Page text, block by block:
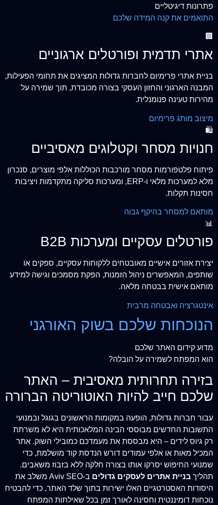
פתרונות דיגיטליים
התואמים את קנה המידה שלכם
🏢
אתרי תדמית ופורטלים ארגוניים
בניית אתרי פרימיום לחברות גדולות המציגים את תחומי הפעילות,
המבנה הארגוני והחזון העסקי בצורה מכובדת, תוך שמירה על
מהירות טעינה פנומנלית.
מיצוב מותג פרימיום
🛍️
חנויות מסחר וקטלוגים מאסיביים
פיתוח פלטפורמות מסחר מורכבות הכוללות אלפי מוצרים, סנכרון
מלא למערכות מלאי ו-ERP, ומערכות סליקה מתקדמות ויציבות
חסינות תקלות.
מותאם למסחר בהיקף גבוה
📊
פורטלים עסקיים ומערכות B2B
יצירת אזורים אישיים מאובטחים ללקוחות עסקיים, ספקים או
שותפים, המאפשרים ניהול הזמנות, הפקת מסמכים וגישה למידע
מותאם אישית בבטחה מלאה.
אינטגרציה ואבטחה מרבית
הנוכחות שלכם בשוק האורגני
מדוע קידום האתר שלכם
הוא המפתח לשמירה על הובלה?
בזירה תחרותית מאסיבית – האתר
שלכם חייב להיות האוטוריטה הברורה
עבור חברות גדולות, הופעה במקומות הראשונים בגוגל ובמנועי
התשובות החדשים מבוססי הבינה המלאכותית היא לא משרתת
רק גיוס לידים – היא מבססת את מעמדכם כמובילי השוק. אתר
המכיל מאות או אלפי עמודים דורש הנדסת קוד מושלמת, כדי
שמנועי החיפוש יסרקו אותו בצורה חלקה ללא בזבוז משאבים.
תהליך בניית אתרים לעסקים גדולים
ב-Aviv SEO משלב את
היסודות האסטרטגיים האלו ישירות בתוך שלד האתר, כדי להבטיח
נוכחות דומיננטית וחסינה לאורך זמן בכל שאילתות המפתח